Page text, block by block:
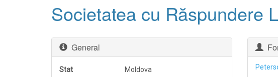
Societatea cu Răspundere
General
Stat
Moldova